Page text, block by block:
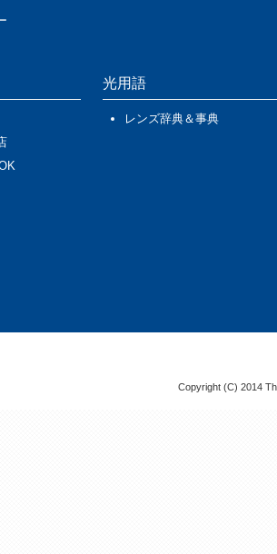
Copyright (C) 2014